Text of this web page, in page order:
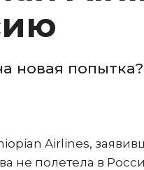
новая попытка?
Airlines,
не полетела в